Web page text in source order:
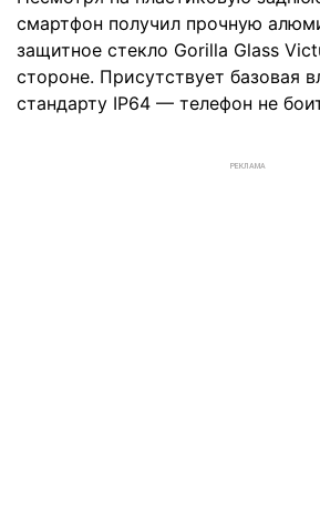
смартфон получил прочную
защитное стекло Gorilla Glass
стороне. Присутствует базовая
стандарту IP64 — телефон не
РЕКЛАМА